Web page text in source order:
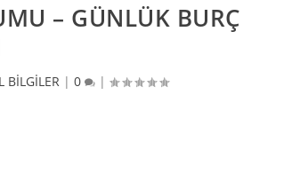
– GÜNLÜK BURÇ
BİLGİLER| 0 |